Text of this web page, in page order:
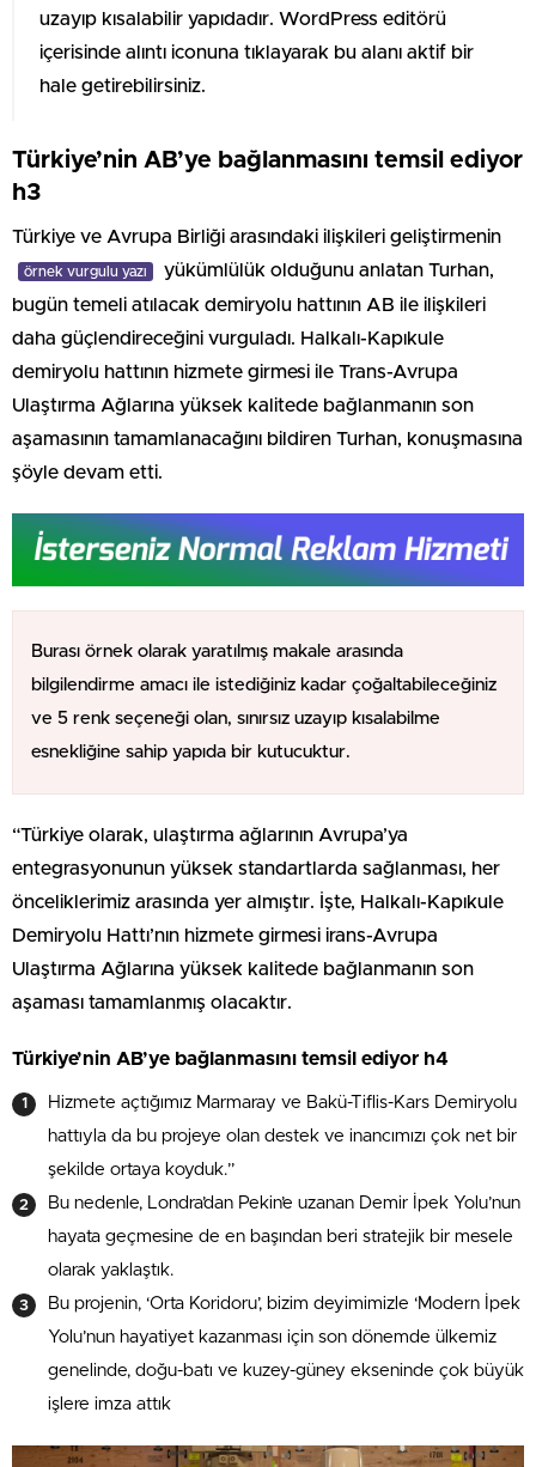
uzayıp kısalabilir yapıdadır. WordPress editörü
içerisinde alıntı iconuna tıklayarak bu alanı aktif bir
hale getirebilirsiniz.
Türkiye’nin AB’ye bağlanmasını temsil ediyor
h3
Türkiye ve Avrupa Birliği arasındaki ilişkileri geliştirmenin
örnek vurgulu yazı
yükümlülük olduğunu anlatan Turhan,
bugün temeli atılacak demiryolu hattının AB ile ilişkileri
daha güçlendireceğini vurguladı. Halkalı-Kapıkule
demiryolu hattının hizmete girmesi ile Trans-Avrupa
Ulaştırma Ağlarına yüksek kalitede bağlanmanın son
aşamasının tamamlanacağını bildiren Turhan, konuşmasına
şöyle devam etti.
Burası örnek olarak yaratılmış makale arasında
bilgilendirme amacı ile istediğiniz kadar çoğaltabileceğiniz
ve 5 renk seçeneği olan, sınırsız uzayıp kısalabilme
esnekliğine sahip yapıda bir kutucuktur.
“Türkiye olarak, ulaştırma ağlarının Avrupa’ya
entegrasyonunun yüksek standartlarda sağlanması, her
önceliklerimiz arasında yer almıştır. İşte, Halkalı-Kapıkule
Demiryolu Hattı’nın hizmete girmesi irans-Avrupa
Ulaştırma Ağlarına yüksek kalitede bağlanmanın son
aşaması tamamlanmış olacaktır.
Türkiye’nin AB’ye bağlanmasını temsil ediyor h4
Hizmete açtığımız Marmaray ve Bakü-Tiflis-Kars Demiryolu
hattıyla da bu projeye olan destek ve inancımızı çok net bir
şekilde ortaya koyduk.”
Bu nedenle, Londra’dan Pekin’e uzanan Demir İpek Yolu’nun
hayata geçmesine de en başından beri stratejik bir mesele
olarak yaklaştık.
Bu projenin, ‘Orta Koridoru’, bizim deyimimizle ‘Modern İpek
Yolu’nun hayatiyet kazanması için son dönemde ülkemiz
genelinde, doğu-batı ve kuzey-güney ekseninde çok büyük
işlere imza attık